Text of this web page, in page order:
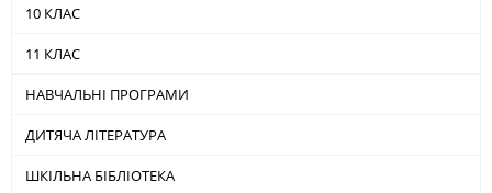
10 КЛАС
11 КЛАС
НАВЧАЛЬНІ ПРОГРАМИ
ДИТЯЧА ЛІТЕРАТУРА
ШКІЛЬНА БІБЛІОТЕКА